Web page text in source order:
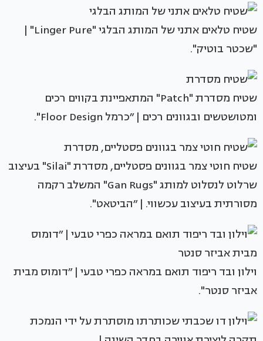
שטיח טלאים אתני של המותג הבלגי "Linger Pure" |
"שכטר בוטיק".
שטיח מסדרת "Patch" המתאפיינת בקווים רכים
ומטושטשים ובגוונים רכים | ״כרמל Floor Design".
שטיח חוטי צמר בגוונים פסטליים, מסדרת "Silai" בעיצוב
שרלוט לנסלוט למותג "Gan Rugs" המשלב רקמה
מסורתית בעיצוב עכשווי. | ״הביטאט".
וילון ובד ריפוד תואם במראה כפרי טבעי | ״דומוס מבית
אביזר סנטר".